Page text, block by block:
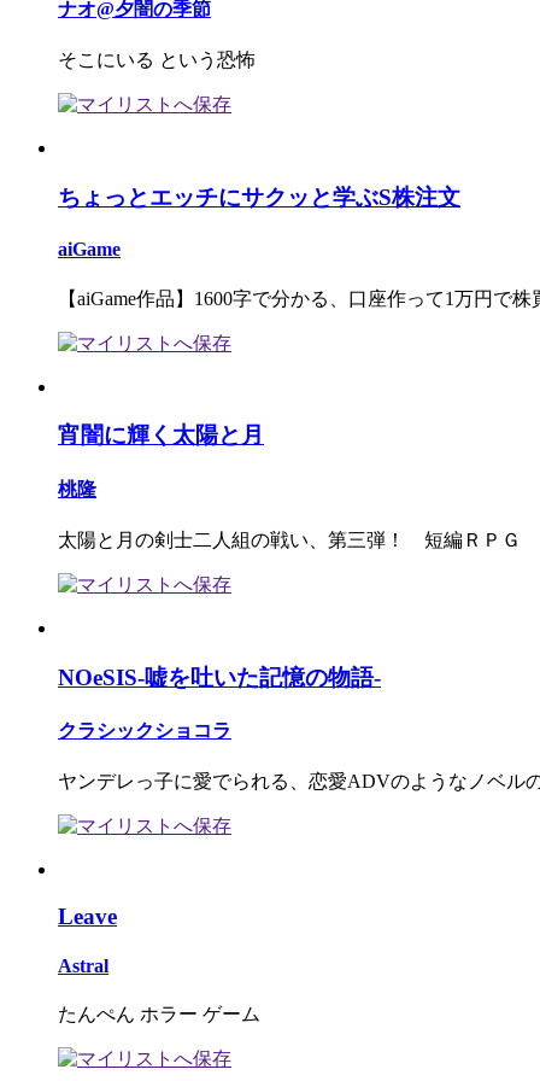
ナオ@夕闇の季節
そこにいる という恐怖
ちょっとエッチにサクッと学ぶS株注文
aiGame
【aiGame作品】1600字で分かる、口座作って1万円で株
宵闇に輝く太陽と月
桃隆
太陽と月の剣士二人組の戦い、第三弾！ 短編ＲＰＧ
NOeSIS-嘘を吐いた記憶の物語-
クラシックショコラ
ヤンデレっ子に愛でられる、恋愛ADVのようなノベル
Leave
Astral
たんぺん ホラー ゲーム